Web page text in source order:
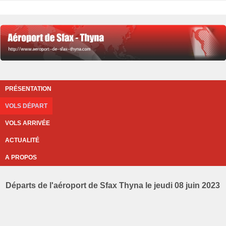
PRÉSENTATION
VOLS DÉPART
VOLS ARRIVÉE
ACTUALITÉ
A PROPOS
Départs de l'aéroport de Sfax Thyna le jeudi 08 juin 2023